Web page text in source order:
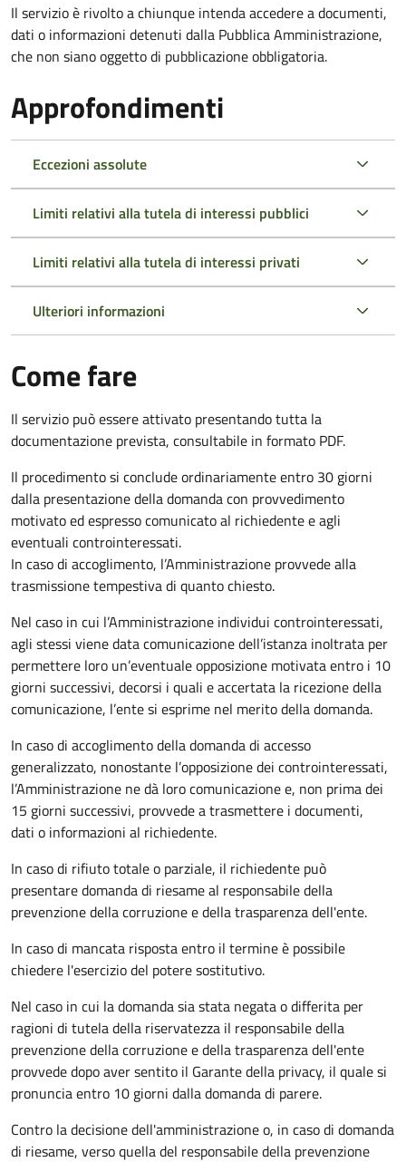
Il servizio è rivolto a chiunque intenda accedere a documenti,
dati o informazioni detenuti dalla Pubblica Amministrazione,
che non siano oggetto di pubblicazione obbligatoria.
Approfondimenti
Eccezioni assolute
Limiti relativi alla tutela di interessi pubblici
Limiti relativi alla tutela di interessi privati
Ulteriori informazioni
Come fare
Il servizio può essere attivato presentando tutta la
documentazione prevista, consultabile in formato PDF.
Il procedimento si conclude ordinariamente entro 30 giorni
dalla presentazione della domanda con provvedimento
motivato ed espresso comunicato al richiedente e agli
eventuali controinteressati.
In caso di accoglimento, l’Amministrazione provvede alla
trasmissione tempestiva di quanto chiesto.
Nel caso in cui l’Amministrazione individui controinteressati,
agli stessi viene data comunicazione dell’istanza inoltrata per
permettere loro un’eventuale opposizione motivata entro i 10
giorni successivi, decorsi i quali e accertata la ricezione della
comunicazione, l’ente si esprime nel merito della domanda.
In caso di accoglimento della domanda di accesso
generalizzato, nonostante l’opposizione dei controinteressati,
l’Amministrazione ne dà loro comunicazione e, non prima dei
15 giorni successivi, provvede a trasmettere i documenti,
dati o informazioni al richiedente.
In caso di rifiuto totale o parziale, il richiedente può
presentare domanda di riesame al responsabile della
prevenzione della corruzione e della trasparenza dell'ente.
In caso di mancata risposta entro il termine è possibile
chiedere l'esercizio del potere sostitutivo.
Nel caso in cui la domanda sia stata negata o differita per
ragioni di tutela della riservatezza il responsabile della
prevenzione della corruzione e della trasparenza dell'ente
provvede dopo aver sentito il Garante della privacy, il quale si
pronuncia entro 10 giorni dalla domanda di parere.
Contro la decisione dell'amministrazione o, in caso di domanda
di riesame, verso quella del responsabile della prevenzione